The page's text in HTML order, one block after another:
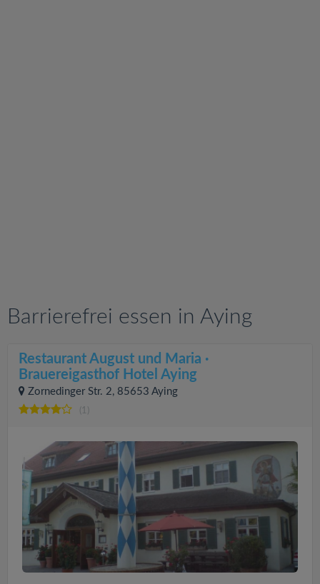
Barrierefrei essen in Aying
Restaurant August und Maria ·
Brauereigasthof Hotel Aying
Zornedinger Str. 2, 85653 Aying
(1)